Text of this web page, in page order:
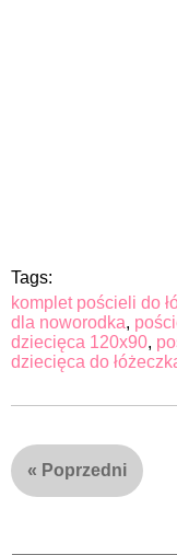
Tags:
komplet pościeli do
dla noworodka,
dziecięca 120x90,
dziecięca do
« Poprzedni